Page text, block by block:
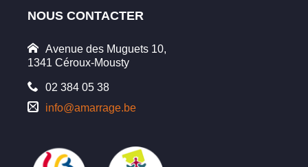
NOUS CONTACTER
Avenue des Muguets 10,
1341 Céroux-Mousty
02 384 05 38
info@amarrage.be